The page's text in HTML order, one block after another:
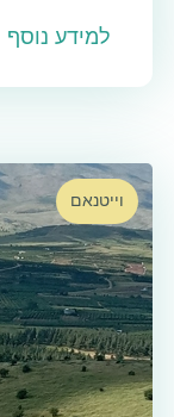
למידע נוסף
וייטנאם